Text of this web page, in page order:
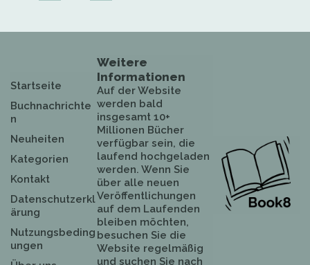
Startseite
Buchnachrichte
n
Neuheiten
Kategorien
Kontakt
Datenschutzerkl
ärung
Nutzungsbeding
ungen
Weitere
Informationen
Auf der Website
werden bald
insgesamt 10+
Millionen Bücher
verfügbar sein, die
laufend hochgeladen
werden. Wenn Sie
über alle neuen
Veröffentlichungen
auf dem Laufenden
bleiben möchten,
besuchen Sie die
Website regelmäßig
und suchen Sie nach